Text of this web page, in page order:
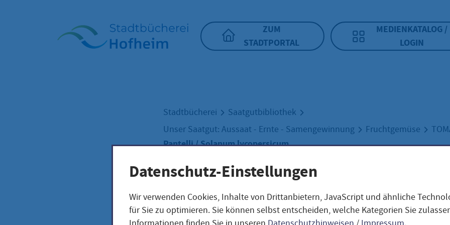
ZUM
STADTPORTAL
MEDIENKATALOG /
LOGIN
Stadtbücherei
Saatgutbibliothek
Unser Saatgut: Aussaat - Ernte - Samengewinnung
Fruchtgemüse
Pantelli / Solanum lycopersicum
Pantelli / Solanum
Datenschutz-Einstellungen
Wir verwenden Cookies, Inhalte von Drittanbietern, JavaScript und ähnliche
für Sie zu optimieren. Sie können selbst entscheiden, welche Kategorien Sie